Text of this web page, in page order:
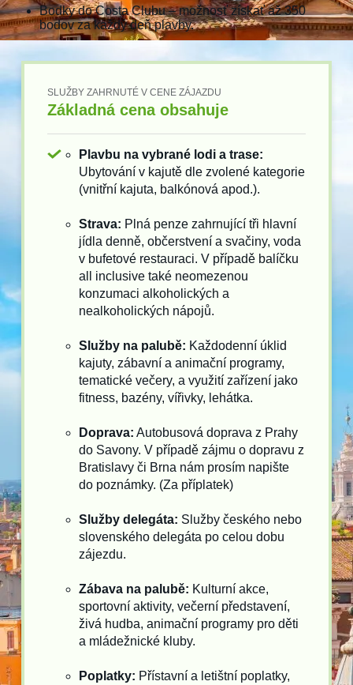
Bodky do Costa Clubu – možnosť získať až 350
bodov za každý deň plavby.
SLUŽBY ZAHRNUTÉ V CENE ZÁJAZDU
Základná cena obsahuje
Plavbu na vybrané lodi a trase:
Ubytování v kajutě dle zvolené kategorie
(vnitřní kajuta, balkónová apod.).
Strava: Plná penze zahrnující tři hlavní
jídla denně, občerstvení a svačiny, voda
v bufetové restauraci. V případě balíčku
all inclusive také neomezenou
konzumaci alkoholických a
nealkoholických nápojů.
Služby na palubě: Každodenní úklid
kajuty, zábavní a animační programy,
tematické večery, a využití zařízení jako
fitness, bazény, vířivky, lehátka.
Doprava: Autobusová doprava z Prahy
do Savony. V případě zájmu o dopravu z
Bratislavy či Brna nám prosím napište
do poznámky. (Za příplatek)
Služby delegáta: Služby českého nebo
slovenského delegáta po celou dobu
zájezdu.
Zábava na palubě: Kulturní akce,
sportovní aktivity, večerní představení,
živá hudba, animační programy pro děti
a mládežnické kluby.
Poplatky: Přístavní a letištní poplatky,